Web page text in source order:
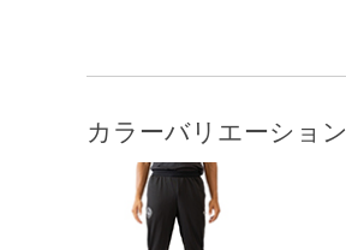
カラーバリエーション